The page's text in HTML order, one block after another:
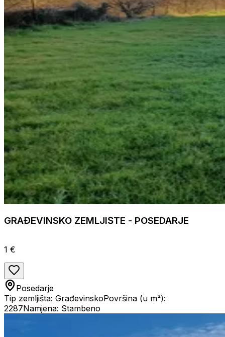
GRAĐEVINSKO ZEMLJIŠTE - POSEDARJE
1 €
Posedarje
Tip zemljišta: GrađevinskoPovršina (u m²):
2287Namjena: Stambeno